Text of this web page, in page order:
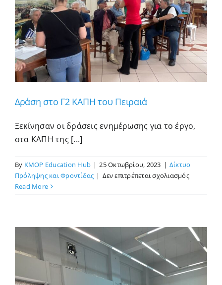
Δράση στο Γ2 ΚΑΠΗ του Πειραιά
Ξεκίνησαν οι δράσεις ενημέρωσης για το έργο,
στα ΚΑΠΗ της [...]
By KMOP Education Hub | 25 Οκτωβρίου, 2023 | Δίκτυο
Πρόληψης και Φροντίδας | Δεν επιτρέπεται σχολιασμόςστο
του
Πειραιά
Read More